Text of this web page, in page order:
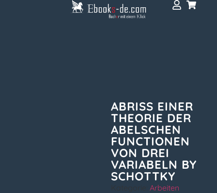
ABRISS EINER
THEORIE DER
ABELSCHEN
FUNCTIONEN
VON DREI
VARIABELN BY
SCHOTTKY
Kategorie:Arbeiten